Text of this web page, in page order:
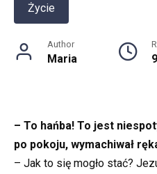
Życie
Author
Maria
– To hańba! To jest
po pokoju, wymachiwał
– Jak to się mogło stać?